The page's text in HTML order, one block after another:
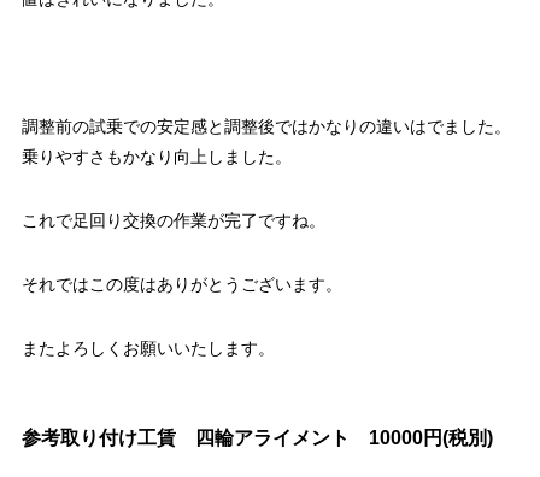
調整前の試乗での安定感と調整後ではかなりの違いはでました。
乗りやすさもかなり向上しました。
これで足回り交換の作業が完了ですね。
それではこの度はありがとうございます。
またよろしくお願いいたします。
参考取り付け工賃 四輪アライメント 10000円(税別)